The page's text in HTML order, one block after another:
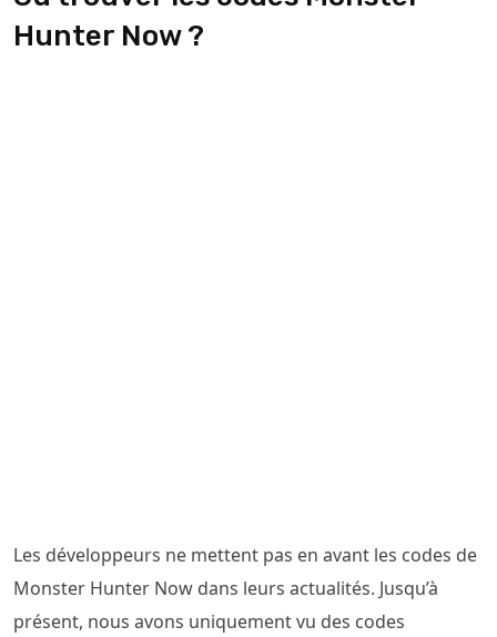
Hunter Now ?
Les développeurs ne mettent pas en avant les codes de
Monster Hunter Now dans leurs actualités. Jusqu’à
présent, nous avons uniquement vu des codes